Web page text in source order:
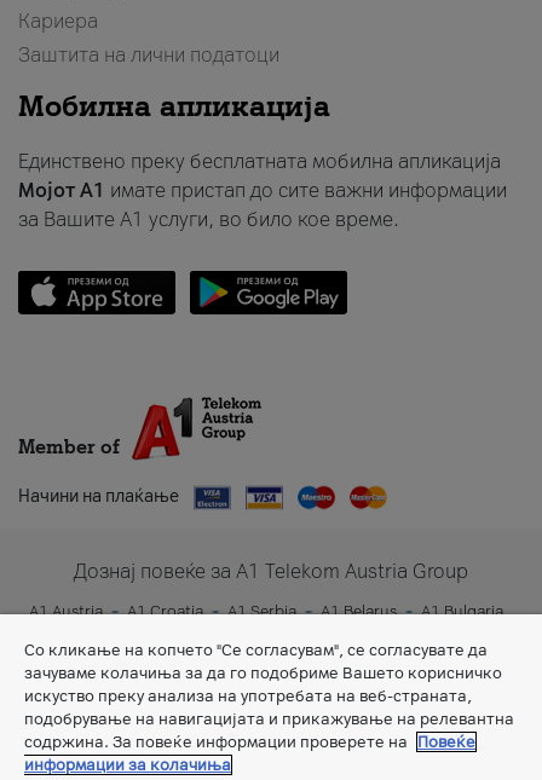
Кариера
Заштита на лични податоци
Мобилна апликација
Единствено преку бесплатната мобилна апликација
Мојот A1 имате пристап до сите важни информации
за Вашите A1 услуги, во било кое време.
Member of
Начини на плаќање
Дознај повеќе за A1 Telekom Austria Group
A1 Austria A1 Croatia A1 Serbia A1 Belarus
A1 Bulgaria
A1 Slovenia
A1 Digital
Со кликање на копчето "Се согласувам", се согласувате да
зачуваме колачиња за да го подобриме Вашето корисничко
искуство преку анализа на употребата на веб-страната,
подобрување на навигацијата и прикажување на релевантна
содржина. За повеќе информации проверете на
Повеќе
информации за колачиња